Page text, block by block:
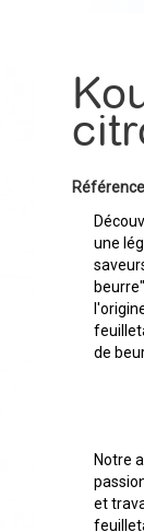
Référence
une
de
Notre
et